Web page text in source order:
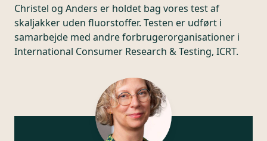
Christel og Anders er holdet bag vores test af
skaljakker uden fluorstoffer. Testen er udført i
samarbejde med andre forbrugerorganisationer i
International Consumer Research & Testing, ICRT.